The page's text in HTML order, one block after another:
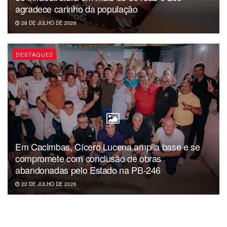
5ª parcela: 07/07;
6ª parcela: 07/08;
7ª parcela: 08/09;
8ª parcela: 07/10;
9ª parcela: 09/11;
10ª parcela: 07/12.
agradece carinho da população
28 DE JULHO DE 2026
DESTAQUE2
Em Cacimbas, Cícero Lucena amplia base e se
compromete com conclusão de obras
abandonadas pelo Estado na PB-246
22 DE JULHO DE 2026